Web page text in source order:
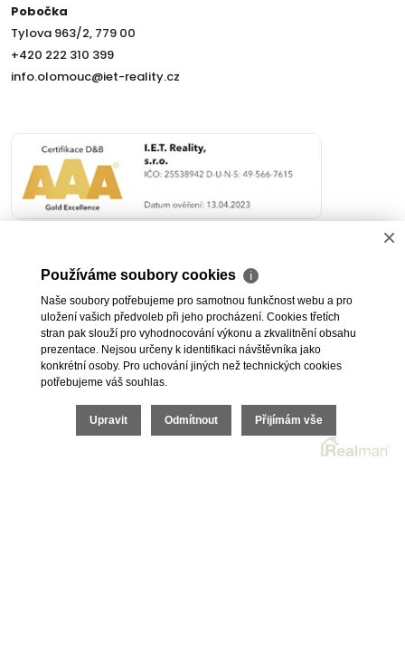
Pobočka
Tylova 963/2, 779 00
+420 222 310 399
info.olomouc@iet-reality.cz
Nemovitosti na prodej
Nemovitosti k pronájmu
Byty na prodej i k pronájmu
Rodinné domy na prodej
Skladové prostory
Kanceláře
Výhody realitní kanceláře
Bezplatné poradenství
Odhady nemovitostí
Dražby
Geodetické práce
Právní servis
Služby developerům
×
Používáme soubory cookies ℹ
Naše soubory potřebujeme pro samotnou funkčnost webu a pro
uložení vašich předvoleb při jeho procházení. Cookies třetích
stran pak slouží pro vyhodnocování výkonu a zkvalitnění obsahu
prezentace. Nejsou určeny k identifikaci návštěvníka jako
konkrétní osoby. Pro uchování jiných než technických cookies
potřebujeme váš souhlas.
Upravit Odmítnout Přijímám vše